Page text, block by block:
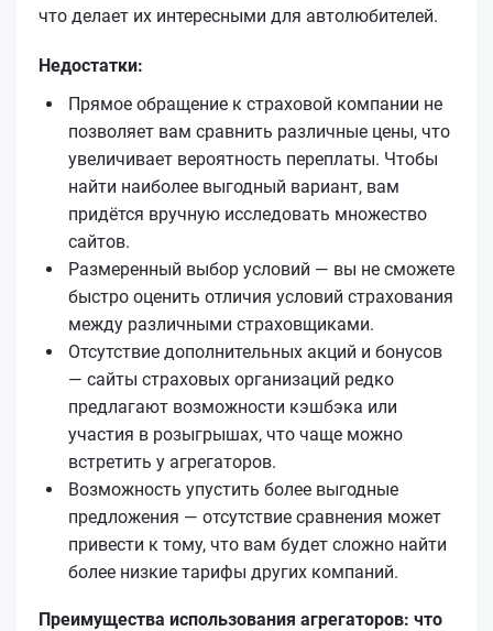
что делает их интересными для автолюбителей.
Недостатки:
Прямое обращение к страховой компании не
позволяет вам сравнить различные цены, что
увеличивает вероятность переплаты. Чтобы
найти наиболее выгодный вариант, вам
придётся вручную исследовать множество
сайтов.
Размеренный выбор условий — вы не сможете
быстро оценить отличия условий страхования
между различными страховщиками.
Отсутствие дополнительных акций и бонусов
— сайты страховых организаций редко
предлагают возможности кэшбэка или
участия в розыгрышах, что чаще можно
встретить у агрегаторов.
Возможность упустить более выгодные
предложения — отсутствие сравнения может
привести к тому, что вам будет сложно найти
более низкие тарифы других компаний.
Преимущества использования агрегаторов: что